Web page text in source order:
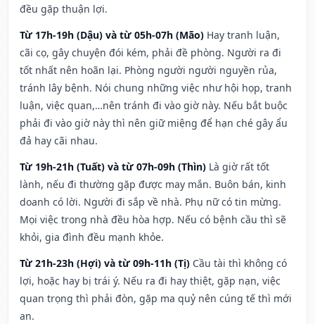
đều gặp thuận lợi.
Từ 17h-19h (Dậu) và từ 05h-07h (Mão) Hay tranh luận,
cãi cọ, gây chuyện đói kém, phải đề phòng. Người ra đi
tốt nhất nên hoãn lại. Phòng người người nguyền rủa,
tránh lây bệnh. Nói chung những việc như hội họp, tranh
luận, việc quan,…nên tránh đi vào giờ này. Nếu bắt buộc
phải đi vào giờ này thì nên giữ miệng để hạn ché gây ẩu
đả hay cãi nhau.
Từ 19h-21h (Tuất) và từ 07h-09h (Thìn) Là giờ rất tốt
lành, nếu đi thường gặp được may mắn. Buôn bán, kinh
doanh có lời. Người đi sắp về nhà. Phụ nữ có tin mừng.
Mọi việc trong nhà đều hòa hợp. Nếu có bệnh cầu thì sẽ
khỏi, gia đình đều mạnh khỏe.
Từ 21h-23h (Hợi) và từ 09h-11h (Tị) Cầu tài thì không có
lợi, hoặc hay bị trái ý. Nếu ra đi hay thiệt, gặp nạn, việc
quan trọng thì phải đòn, gặp ma quỷ nên cúng tế thì mới
an.